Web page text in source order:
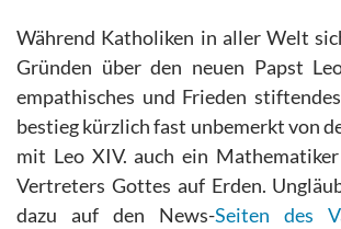
Während Katholiken in aller Welt
Gründen über den neuen Papst
empathisches und Frieden
bestieg kürzlich fast unbemerkt von
mit Leo XIV. auch ein
Vertreters Gottes auf Erden.
dazu auf den News-Seiten des